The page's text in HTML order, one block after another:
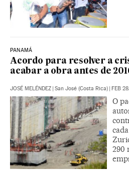
PANAMÁ
Acordo para resolver a
acabar a obra antes de
JOSÉ MELÉNDEZ | San José (Costa Rica) | FEB
O
290